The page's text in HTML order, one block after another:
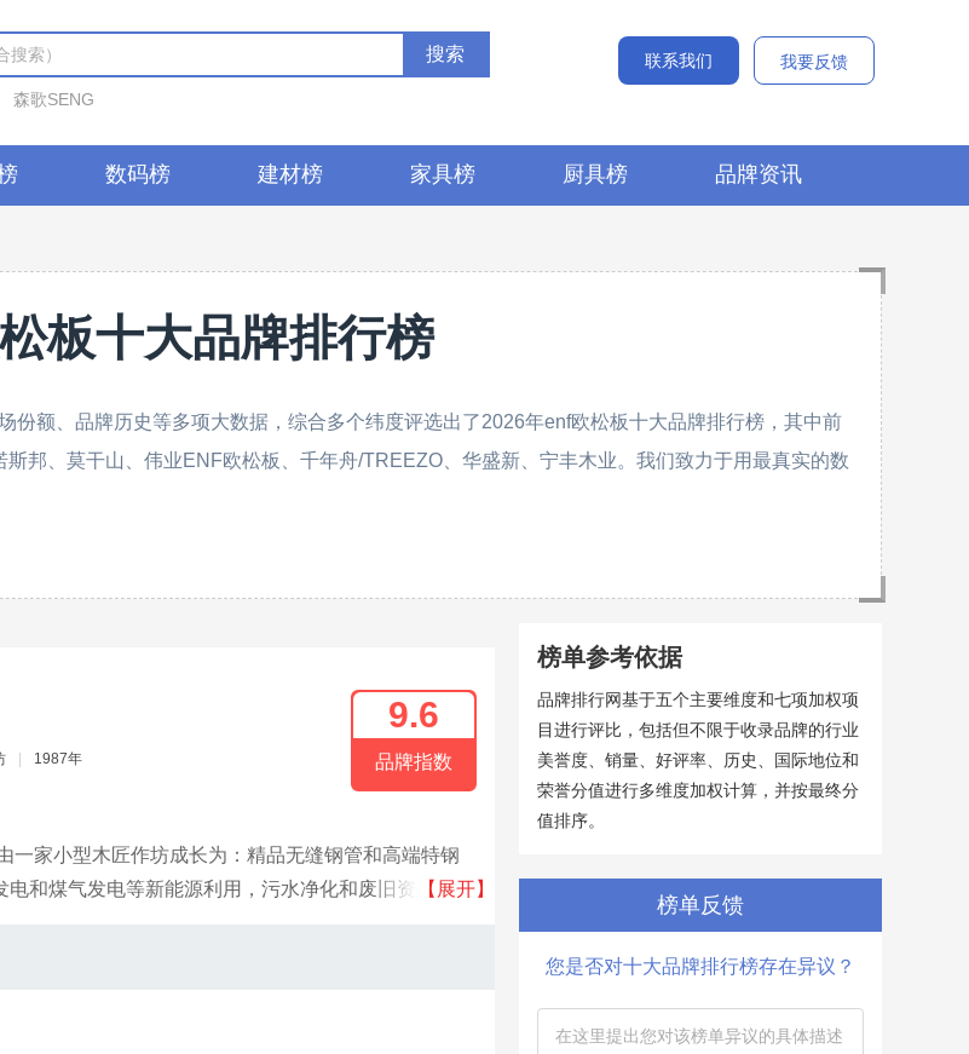
联系我们
我要反馈
森歌SENG
数码榜 建材榜 家具榜 厨具榜 品牌资讯
板十大品牌排行榜
份额、品牌历史等多项大数据，综合多个纬度评选出了2026年enf欧松板十大品牌排行榜，其中前
邦、莫干山、伟业ENF欧松板、千年舟/TREEZO、华盛新、宁丰木业。我们致力于用最真实的数
1987年
9.6
品牌指数
一家小型木匠作坊成长为：精品无缝钢管和高端特钢
和煤气发电等新能源利用，污水净化和废旧资源回收
【展开】
榜单参考依据
品牌排行网基于五个主要维度和七项加权项
目进行评比，包括但不限于收录品牌的行业
美誉度、销量、好评率、历史、国际地位和
荣誉分值进行多维度加权计算，并按最终分
值排序。
榜单反馈
您是否对十大品牌排行榜存在异议？